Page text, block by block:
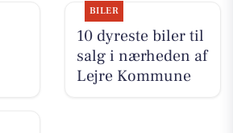
BILER
10 dyreste biler til
salg i nærheden af
Lejre Kommune